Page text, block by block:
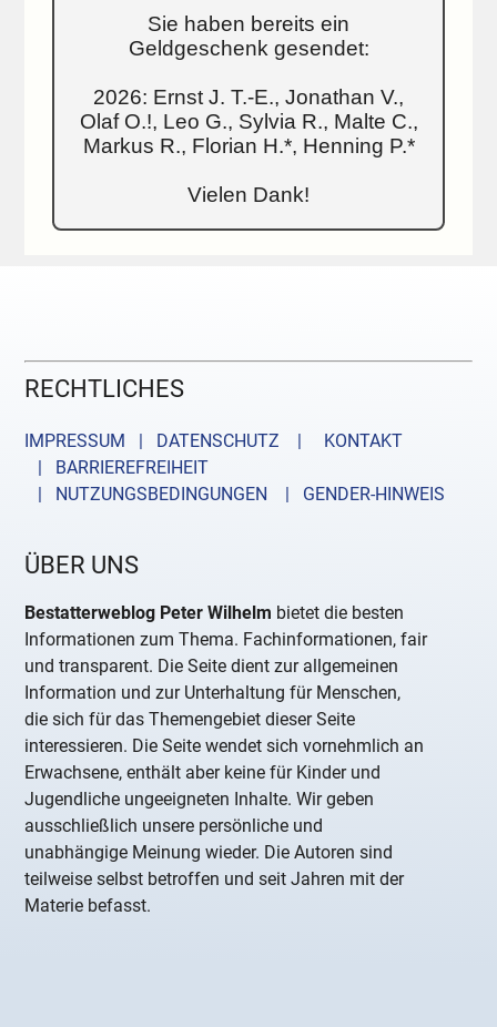
Sie haben bereits ein
Geldgeschenk gesendet:
2026: Ernst J. T.-E., Jonathan V.,
Olaf O.!, Leo G., Sylvia R., Malte C.,
Markus R., Florian H.*, Henning P.*
Vielen Dank!
RECHTLICHES
IMPRESSUM | DATENSCHUTZ |
KONTAKT
| BARRIEREFREIHEIT
| NUTZUNGSBEDINGUNGEN
| GENDER-HINWEIS
ÜBER UNS
Bestatterweblog Peter Wilhelm bietet die besten
Informationen zum Thema. Fachinformationen, fair
und transparent. Die Seite dient zur allgemeinen
Information und zur Unterhaltung für Menschen,
die sich für das Themengebiet dieser Seite
interessieren. Die Seite wendet sich vornehmlich an
Erwachsene, enthält aber keine für Kinder und
Jugendliche ungeeigneten Inhalte. Wir geben
ausschließlich unsere persönliche und
unabhängige Meinung wieder. Die Autoren sind
teilweise selbst betroffen und seit Jahren mit der
Materie befasst.